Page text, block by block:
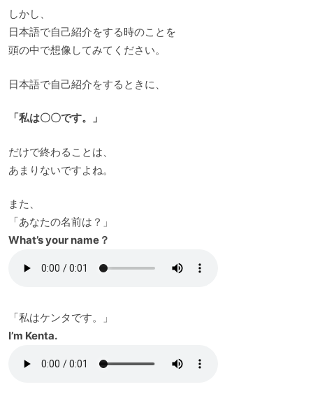
しかし、
日本語で自己紹介をする時のことを
頭の中で想像してみてください。
日本語で自己紹介をするときに、
「私は〇〇です。」
だけで終わることは、
あまりないですよね。
また、
「あなたの名前は？」
What’s your name？
「私はケンタです。」
I’m Kenta.